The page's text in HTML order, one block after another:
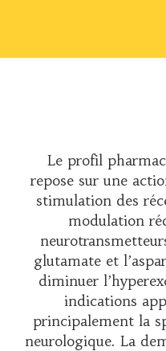
Le profil
repose sur une
stimulation des
modulation
glutamate et
diminuer
indications
principalement la
neurologique. La